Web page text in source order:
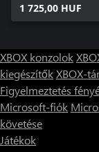
1 725,00 HUF
XBOX konzolok
kiegészítőkXBOX-
Figyelmeztetés
Microsoft-fiók
követése
Játékok